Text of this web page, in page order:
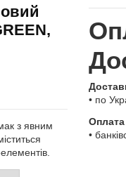
з явним
• по
Оплата
•